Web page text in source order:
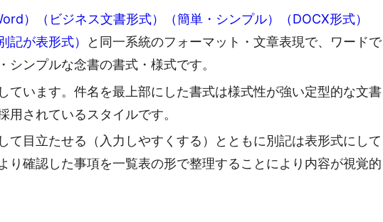
）（ビジネス文書形式）（簡単・シンプル）（DOCX形式）
記が表形式）
と同一系統のフォーマット・文章表現で、ワードで
ンプルな念書の書式・様式です。
ています。件名を最上部にした書式は様式性が強い定型的な文書
用されているスタイルです。
て目立たせる（入力しやすくする）とともに別記は表形式にして
り確認した事項を一覧表の形で整理することにより内容が視覚的